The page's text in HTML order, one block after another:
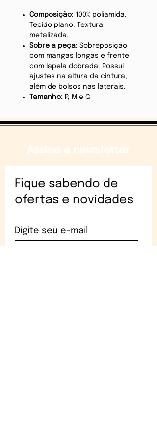
Composição: 100% poliamida.
Tecido plano. Textura
metalizada.
Sobre a peça: Sobreposição
com mangas longas e frente
com lapela dobrada. Possui
ajustes na altura da cintura,
além de bolsos nas laterais.
Tamanho: P, M e G
Assine a newsletter
Fique sabendo de
ofertas e novidades